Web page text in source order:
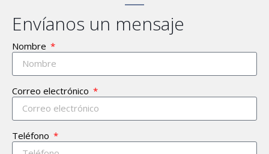
Envíanos un mensaje
Nombre
Correo electrónico
Teléfono